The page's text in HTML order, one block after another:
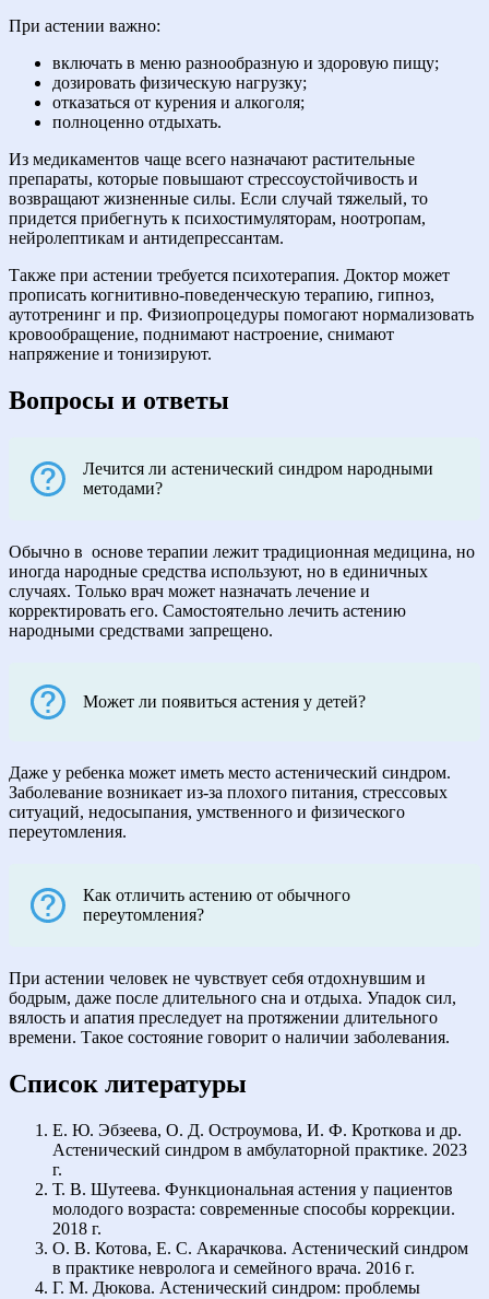
При астении важно:
включать в меню разнообразную и здоровую пищу;
дозировать физическую нагрузку;
отказаться от курения и алкоголя;
полноценно отдыхать.
Из медикаментов чаще всего назначают растительные
препараты, которые повышают стрессоустойчивость и
возвращают жизненные силы. Если случай тяжелый, то
придется прибегнуть к психостимуляторам, ноотропам,
нейролептикам и антидепрессантам.
Также при астении требуется психотерапия. Доктор может
прописать когнитивно-поведенческую терапию, гипноз,
аутотренинг и пр. Физиопроцедуры помогают нормализовать
кровообращение, поднимают настроение, снимают
напряжение и тонизируют.
Вопросы и ответы
Лечится ли астенический синдром народными
методами?
Обычно в основе терапии лежит традиционная медицина, но
иногда народные средства используют, но в единичных
случаях. Только врач может назначать лечение и
корректировать его. Самостоятельно лечить астению
народными средствами запрещено.
Может ли появиться астения у детей?
Даже у ребенка может иметь место астенический синдром.
Заболевание возникает из-за плохого питания, стрессовых
ситуаций, недосыпания, умственного и физического
переутомления.
Как отличить астению от обычного
переутомления?
При астении человек не чувствует себя отдохнувшим и
бодрым, даже после длительного сна и отдыха. Упадок сил,
вялость и апатия преследует на протяжении длительного
времени. Такое состояние говорит о наличии заболевания.
Список литературы
Е. Ю. Эбзеева, О. Д. Остроумова, И. Ф. Кроткова и др.
Астенический синдром в амбулаторной практике. 2023
г.
Т. В. Шутеева. Функциональная астения у пациентов
молодого возраста: современные способы коррекции.
2018 г.
О. В. Котова, Е. С. Акарачкова. Астенический синдром
в практике невролога и семейного врача. 2016 г.
Г. М. Дюкова. Астенический синдром: проблемы